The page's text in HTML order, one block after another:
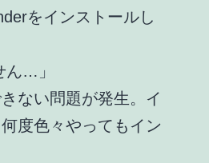
をインストールし
ん…」
ない問題が発生。イ
度色々やってもイン